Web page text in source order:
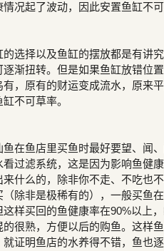
况起了波动，因此安置鱼缸不可
的选择以及鱼缸的摆放都是有讲
逐渐扭转。但是如果鱼缸放错位
有，原有的财运变成流水，原来
不可草率。
鱼在鱼店里买鱼时最好要望、闻
看过滤系统，这是因为影响鱼健
来什么的，除非你不走、不吃也
（除非是极稀有的），一般买鱼
这样买回的鱼健康率在90%以上
的很熟，方便以后的购鱼。这样
就证明鱼店的水养得不错，鱼也